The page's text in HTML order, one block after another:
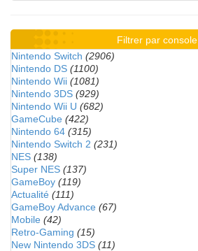
Filtrer par console
Nintendo Switch (2906)
Nintendo DS (1100)
Nintendo Wii (1081)
Nintendo 3DS (929)
Nintendo Wii U (682)
GameCube (422)
Nintendo 64 (315)
Nintendo Switch 2 (231)
NES (138)
Super NES (137)
GameBoy (119)
Actualité (111)
GameBoy Advance (67)
Mobile (42)
Retro-Gaming (15)
New Nintendo 3DS (11)